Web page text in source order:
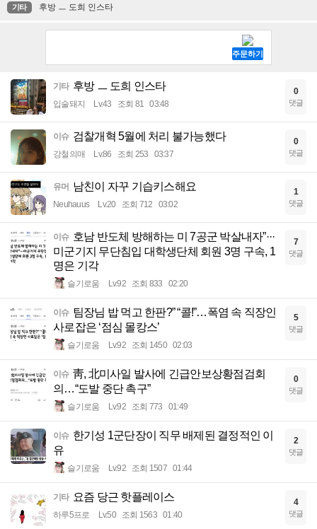
기타 후방 ㅡ 도희 인스타
기타 후방 ㅡ 도희 인스타
입술돼지 Lv.43 조회 81 03:48
0
댓글
이슈 검찰개혁 5월에 처리 불가능했다
강철의매 Lv.86 조회 253 03:37
0
댓글
유머 남친이 자꾸 기습키스해요
Neuhauus Lv.20 조회 712 03:02
1
댓글
이슈 호남 반도체 방해하는 미 7공군 박살내자”···
미군기지 무단침입 대학생단체 회원 3명 구속, 1
명은 기각
슬기로움 Lv.92 조회 833 02:20
7
댓글
이슈 팀장님 밥 먹고 한판?” “콜!”…폭염 속 직장인
사로잡은 ‘점심 몰캉스’
슬기로움 Lv.92 조회 1450 02:03
5
댓글
이슈 靑, 北미사일 발사에 긴급안보상황점검회
의…“도발 중단 촉구”
슬기로움 Lv.92 조회 773 01:49
0
댓글
이슈 한기성 1군단장이 직무 배제된 결정적인 이
유
슬기로움 Lv.92 조회 1507 01:44
2
댓글
기타 요즘 당근 핫플레이스
하루5프로 Lv.50 조회 1563 01:40
4
댓글